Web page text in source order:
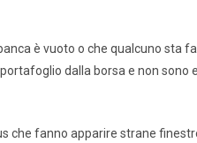
è vuoto o che qualcuno sta
dalla borsa e non sono
che fanno apparire strane